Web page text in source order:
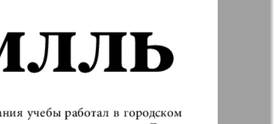
Вечерняя газета